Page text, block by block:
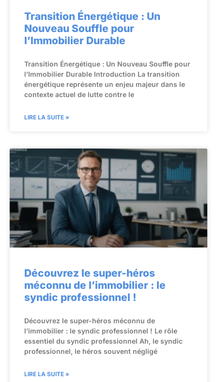
Transition Énergétique : Un
Nouveau Souffle pour
l’Immobilier Durable
Transition Énergétique : Un Nouveau Souffle pour
l’Immobilier Durable Introduction La transition
énergétique représente un enjeu majeur dans le
contexte actuel de lutte contre le
LIRE LA SUITE »
Découvrez le super-héros
méconnu de l’immobilier : le
syndic professionnel !
Découvrez le super-héros méconnu de
l’immobilier : le syndic professionnel ! Le rôle
essentiel du syndic professionnel Ah, le syndic
professionnel, le héros souvent négligé
LIRE LA SUITE »